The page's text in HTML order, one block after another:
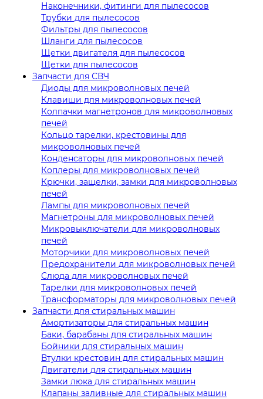
Наконечники, фитинги для пылесосов
Трубки для пылесосов
Фильтры для пылесосов
Шланги для пылесосов
Щетки двигателя для пылесосов
Щетки для пылесосов
Запчасти для СВЧ
Диоды для микроволновых печей
Клавиши для микроволновых печей
Колпачки магнетронов для микроволновых
печей
Кольцо тарелки, крестовины для
микроволновых печей
Конденсаторы для микроволновых печей
Коплеры для микроволновых печей
Крючки, защелки, замки для микроволновых
печей
Лампы для микроволновых печей
Магнетроны для микроволновых печей
Микровыключатели для микроволновых
печей
Моторчики для микроволновых печей
Предохранители для микроволновых печей
Слюда для микроволновых печей
Тарелки для микроволновых печей
Трансформаторы для микроволновых печей
Запчасти для стиральных машин
Амортизаторы для стиральных машин
Баки, барабаны для стиральных машин
Бойники для стиральных машин
Втулки крестовин для стиральных машин
Двигатели для стиральных машин
Замки люка для стиральных машин
Клапаны заливные для стиральных машин